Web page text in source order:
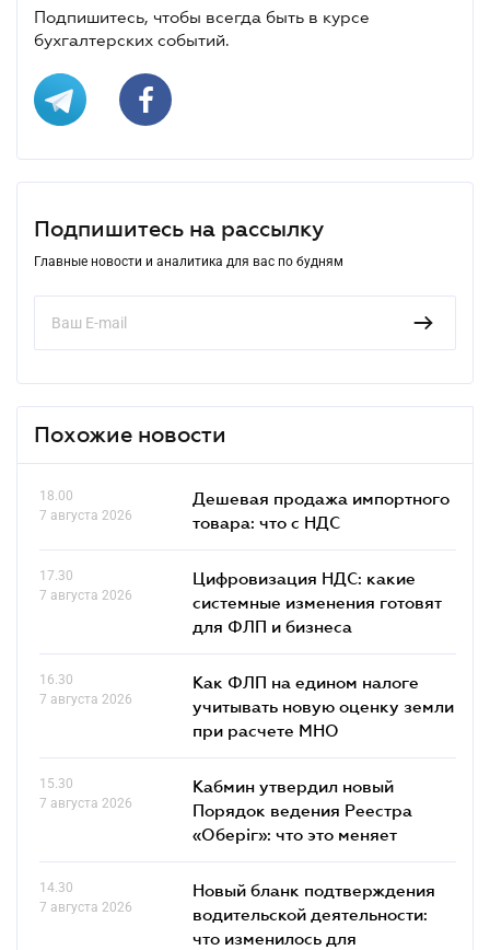
Подпишитесь, чтобы всегда быть в курсе
бухгалтерских событий.
Подпишитесь на рассылку
Главные новости и аналитика для вас по будням
Похожие новости
18.00
7 августа 2026
Дешевая продажа импортного
товара: что c НДС
17.30
7 августа 2026
Цифровизация НДС: какие
системные изменения готовят
для ФЛП и бизнеса
16.30
7 августа 2026
Как ФЛП на едином налоге
учитывать новую оценку земли
при расчете МНО
15.30
7 августа 2026
Кабмин утвердил новый
Порядок ведения Реестра
«Оберіг»: что это меняет
14.30
7 августа 2026
Новый бланк подтверждения
водительской деятельности:
что изменилось для